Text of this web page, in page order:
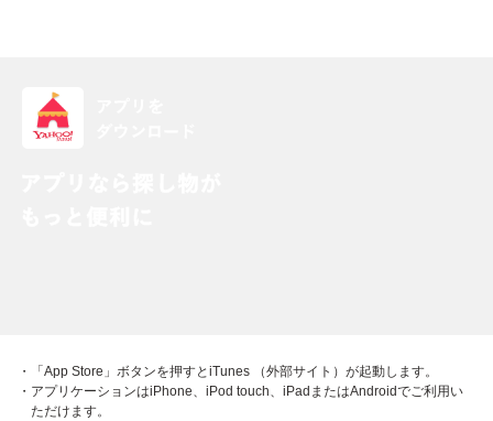
・「App Store」ボタンを押すとiTunes （外部サイト）が起動します。
・アプリケーションはiPhone、iPod touch、iPadまたはAndroidでご利用い
ただけます。